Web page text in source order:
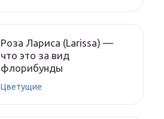
Роза Лариса (Larissa) —
что это за вид
флорибунды
Цветущие